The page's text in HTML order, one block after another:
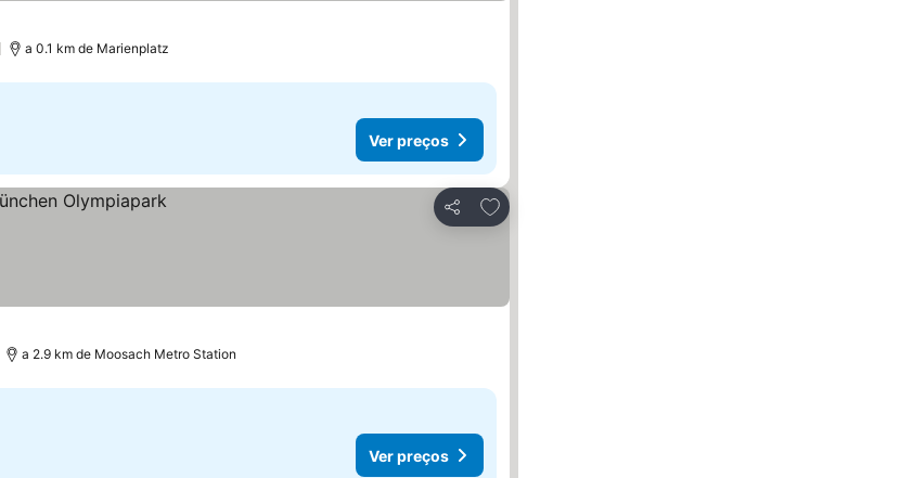
a 0.1 km de Marienplatz
Ver preços
Partilhar
Adicionar aos favoritos
a 2.9 km de Moosach Metro Station
Ver preços